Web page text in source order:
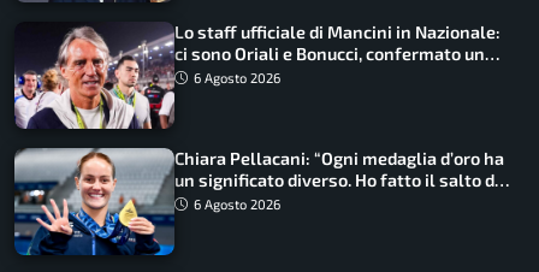
Lo staff ufficiale di Mancini in Nazionale:
ci sono Oriali e Bonucci, confermato un
ritorno
6 Agosto 2026
Chiara Pellacani: “Ogni medaglia d’oro ha
un significato diverso. Ho fatto il salto di
qualità”
6 Agosto 2026